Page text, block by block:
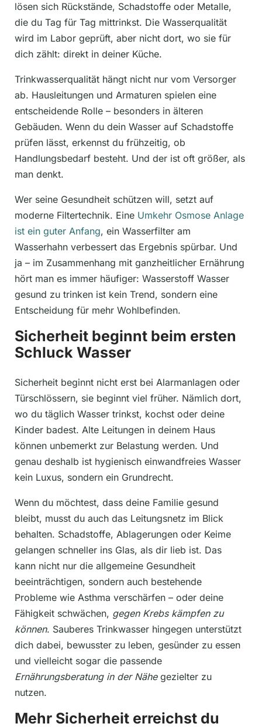
lösen sich Rückstände, Schadstoffe oder Metalle,
die du Tag für Tag mittrinkst. Die Wasserqualität
wird im Labor geprüft, aber nicht dort, wo sie für
dich zählt: direkt in deiner Küche.
Trinkwasserqualität hängt nicht nur vom Versorger
ab. Hausleitungen und Armaturen spielen eine
entscheidende Rolle – besonders in älteren
Gebäuden. Wenn du dein Wasser auf Schadstoffe
prüfen lässt, erkennst du frühzeitig, ob
Handlungsbedarf besteht. Und der ist oft größer, als
man denkt.
Wer seine Gesundheit schützen will, setzt auf
moderne Filtertechnik. Eine Umkehr Osmose Anlage
ist ein guter Anfang, ein Wasserfilter am
Wasserhahn verbessert das Ergebnis spürbar. Und
ja – im Zusammenhang mit ganzheitlicher Ernährung
hört man es immer häufiger: Wasserstoff Wasser
gesund zu trinken ist kein Trend, sondern eine
Entscheidung für mehr Wohlbefinden.
Sicherheit beginnt beim ersten
Schluck Wasser
Sicherheit beginnt nicht erst bei Alarmanlagen oder
Türschlössern, sie beginnt viel früher. Nämlich dort,
wo du täglich Wasser trinkst, kochst oder deine
Kinder badest. Alte Leitungen in deinem Haus
können unbemerkt zur Belastung werden. Und
genau deshalb ist hygienisch einwandfreies Wasser
kein Luxus, sondern ein Grundrecht.
Wenn du möchtest, dass deine Familie gesund
bleibt, musst du auch das Leitungsnetz im Blick
behalten. Schadstoffe, Ablagerungen oder Keime
gelangen schneller ins Glas, als dir lieb ist. Das
kann nicht nur die allgemeine Gesundheit
beeinträchtigen, sondern auch bestehende
Probleme wie Asthma verschärfen – oder deine
Fähigkeit schwächen, gegen Krebs kämpfen zu
können. Sauberes Trinkwasser hingegen unterstützt
dich dabei, bewusster zu leben, gesünder zu essen
und vielleicht sogar die passende
Ernährungsberatung in der Nähegezielter zu
nutzen.
Mehr Sicherheit erreichst du